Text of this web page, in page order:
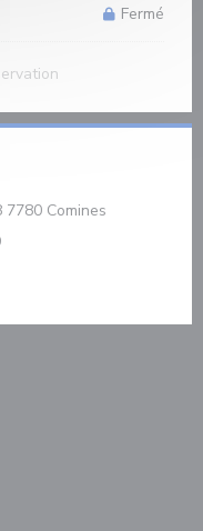
Fermé
Comines
((ouvre une nouvelle